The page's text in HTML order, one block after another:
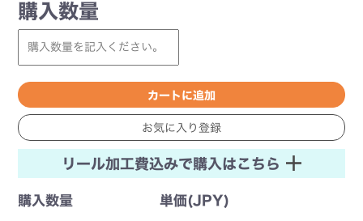
購入数量
リール加工費込みで購入はこちら
購入数量 単価(JPY)